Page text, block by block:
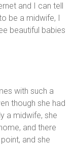
and I can tell
be a midwife, I
beautiful babies
with such a
though she had
a midwife, she
and there
and she